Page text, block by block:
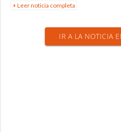
+ Leer noticia completa
IR A LA NOTICIA